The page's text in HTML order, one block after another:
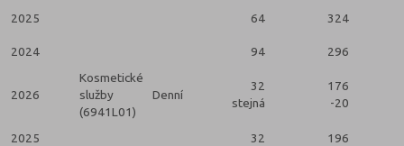
2025 64 324
2024 94 296
2026
Kosmetické
služby
(6941L01)
Denní
32
stejná
176
-20
2025 32 196